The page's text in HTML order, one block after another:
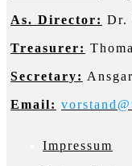
As. Director: Dr.
Treasurer:
Secretary:
Email:
Impressum